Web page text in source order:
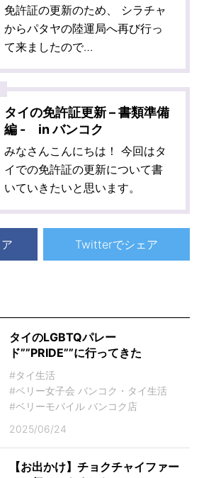
免許証の更新のため、 シラチャ
からパタヤの陸運局へ再び行っ
て来ましたので…
タイの免許証更新 – 書類準備
編 - in バンコク
みなさんこんにちは！ 今回はタ
イでの免許証の更新について書
いていきたいと思います。
Twitterでシェア
タイのLGBTQパレー
ド””PRIDE””に行ってきた
#タイ生活
#ベリー女子会 バンコク・タイ生活
#ベリーモバイル バンコク店
2025/06/24
【お出かけ】チョクチャイファー